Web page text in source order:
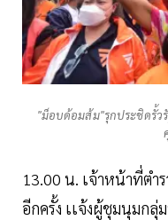
"ม็อบด้อมส้ม"รุกประชิดรั้ว
13.00 น. เจ้าหน้าที่ตำ
อีกครั้ง เเจ้งผู้ชุมนุมกลุ่